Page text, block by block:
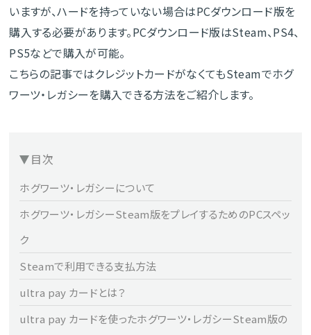
いますが、ハードを持っていない場合はPCダウンロード版を
購入する必要があります。PCダウンロード版はSteam、PS4、
PS5などで購入が可能。
こちらの記事ではクレジットカードがなくてもSteamでホグ
ワーツ・レガシーを購入できる方法をご紹介します。
目次
ホグワーツ・レガシーについて
ホグワーツ・レガシーSteam版をプレイするためのPCスペッ
ク
Steamで利用できる支払方法
ultra pay カードとは？
ultra pay カードを使ったホグワーツ・レガシーSteam版の